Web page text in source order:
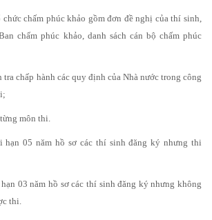
chấm phúc khảo gồm đơn đề nghị của thí sinh,
chấm phúc khảo, danh sách cán bộ chấm phúc
tra chấp hành các quy định của Nhà nước trong công
môn thi.
hạn 05 năm hồ sơ các thí sinh đăng ký nhưng thi
03 năm hồ sơ các thí sinh đăng ký nhưng không
thi.